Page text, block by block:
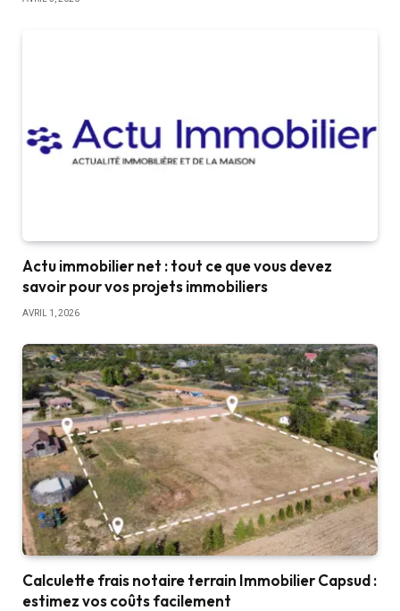
Actu immobilier net : tout ce que vous devez
savoir pour vos projets immobiliers
AVRIL 1, 2026
Calculette frais notaire terrain Immobilier Capsud :
estimez vos coûts facilement